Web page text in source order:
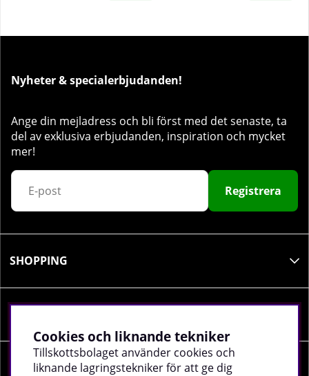
Nyheter & specialerbjudanden!
Ange din mejladress och bli först med det senaste, ta
del av exklusiva erbjudanden, inspiration och mycket
mer!
Registrera
SHOPPING
SOCIALA MEDIER
Cookies och liknande tekniker
Tillskottsbolaget använder cookies och
liknande lagringstekniker för att ge dig